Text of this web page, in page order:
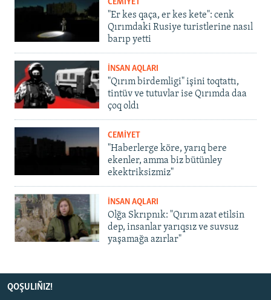
CEMİYET
"Er kes qaça, er kes kete": cenk
Qırımdaki Rusiye turistlerine nasıl
barıp yetti
İNSAN AQLARI
"Qırım birdemligi" işini toqtattı,
tintüv ve tutuvlar ise Qırımda daa
çoq oldı
CEMİYET
"Haberlerge köre, yarıq bere
ekenler, amma biz bütünley
ekektriksizmiz"
İNSAN AQLARI
Olğa Skrıpnık: "Qırım azat etilsin
dep, insanlar yarıqsız ve suvsuz
yaşamağa azırlar"
QOŞULIÑIZ!